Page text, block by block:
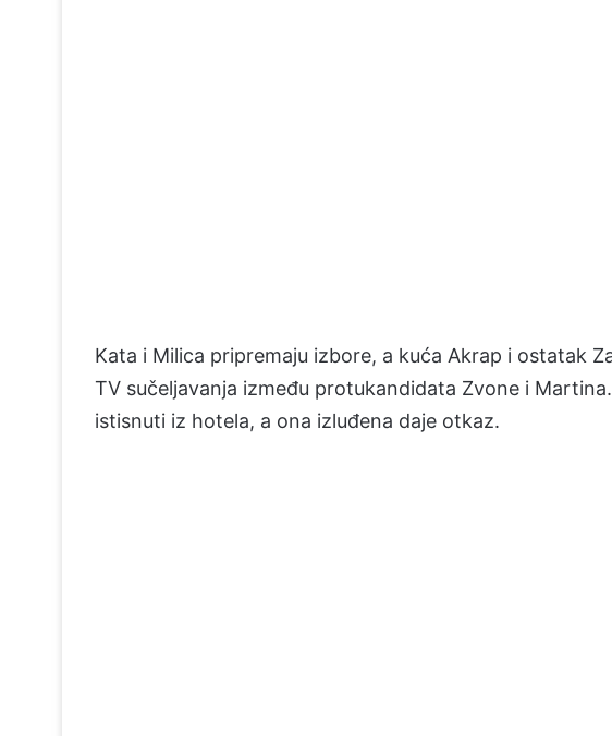
Kata i Milica pripremaju izbore, a kuća Akrap i ostatak
TV sučeljavanja između protukandidata Zvone i
istisnuti iz hotela, a ona izluđena daje otkaz.